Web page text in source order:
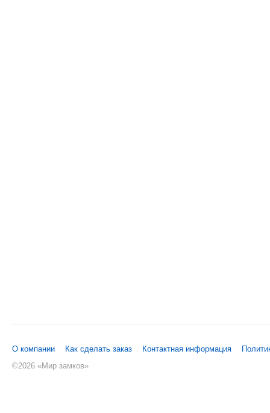
О компании Как сделать заказ Контактная информация
©2026 «Мир замков»